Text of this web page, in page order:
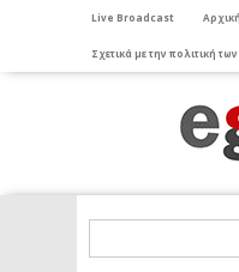
Live Broadcast Αρχική
Σχετικά με την πολιτική